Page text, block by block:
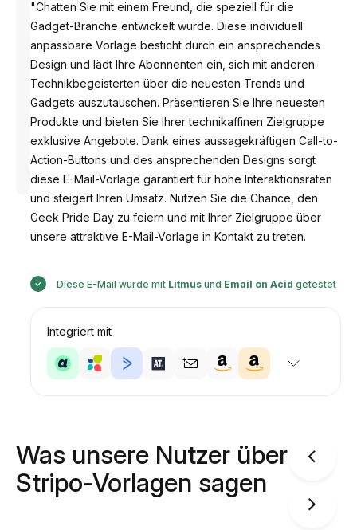
von
Anastasiia
"Chatten Sie mit einem Freund, die speziell für die
Gadget-Branche entwickelt wurde. Diese individuell
anpassbare Vorlage besticht durch ein ansprechendes
Design und lädt Ihre Abonnenten ein, sich mit anderen
Technikbegeisterten über die neuesten Trends und
Gadgets auszutauschen. Präsentieren Sie Ihre neuesten
Produkte und bieten Sie Ihrer technikaffinen Zielgruppe
exklusive Angebote. Dank eines aussagekräftigen Call-to-
Action-Buttons und des ansprechenden Designs sorgt
diese E-Mail-Vorlage garantiert für hohe Interaktionsraten
und steigert Ihren Umsatz. Nutzen Sie die Chance, den
Geek Pride Day zu feiern und mit Ihrer Zielgruppe über
unsere attraktive E-Mail-Vorlage in Kontakt zu treten.
Diese E-Mail wurde mit Litmus und Email on Acid getestet
Integriert mit
Was unsere Nutzer über
Stripo-Vorlagen sagen